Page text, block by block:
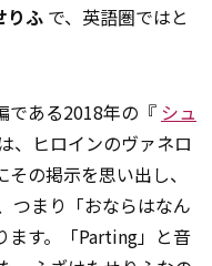
りふ で、英語圏ではと
である2018年の『 シュ
、ヒロインのヴァネロ
の掲示を思い出し、
つまり「おならはなん
ます。「Parting」と音